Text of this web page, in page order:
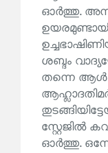
ഓർത്തു.
ശബ്ദം
തന്നെ
സ്റ്റേജിൽ
ഓർത്തു.